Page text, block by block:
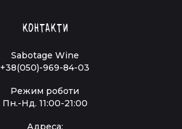
Контакти
Sabotage Wine
+38(050)-969-84-03
Режим роботи
Пн.-Нд. 11:00-21:00
Адреса: